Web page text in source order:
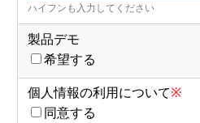
ハイフンも入力してください
製品デモ
希望する
個人情報の利用について※
同意する